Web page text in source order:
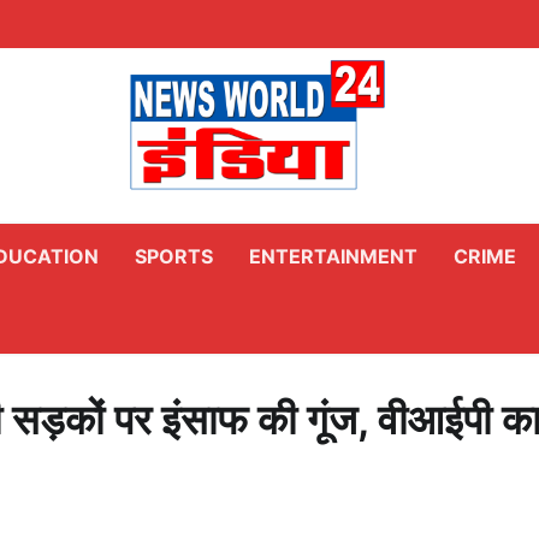
SPORTS ENTERTAINMENT CRIME
सड़कों पर इंसाफ की गूंज, वीआईपी